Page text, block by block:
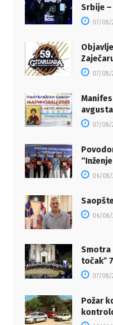
Srbije –
07/08/
07/08/
07/08/
06/08/
06/08/
Smotra
točakˮ
07/08/
Požar